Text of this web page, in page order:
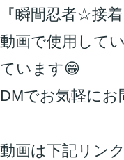
『瞬間忍者☆接
動画で使用して
ています😁
DMでお気軽にお
動画は下記リン